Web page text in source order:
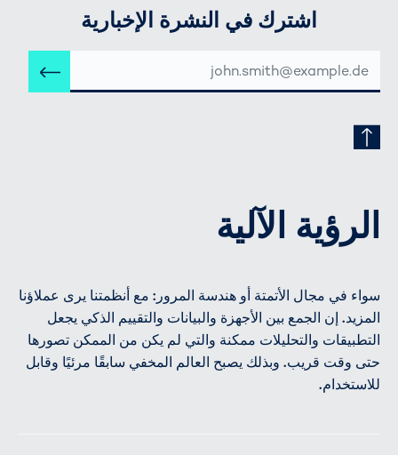
اشترك في النشرة الإخبارية
البريد
الإلكتروني
الرؤية الآلية
سواء في مجال الأتمتة أو هندسة المرور: مع أنظمتنا يرى عملاؤنا
المزيد. إن الجمع بين الأجهزة والبيانات والتقييم الذكي يجعل
التطبيقات والتحليلات ممكنة والتي لم يكن من الممكن تصورها
حتى وقت قريب. وبذلك يصبح العالم المخفي سابقًا مرئيًا وقابل
للاستخدام.